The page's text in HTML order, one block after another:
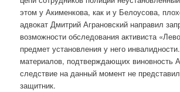
этом у Акименкова, как и у Белоусова,
адвокат Дмитрий Аграновский направил
возможности обследования активиста
предмет установления у него
материалов, подтверждающих виновность
следствие на данный момент не
защитник.